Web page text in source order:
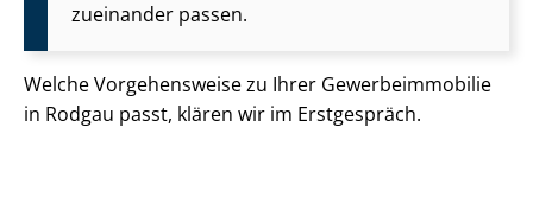
zueinander passen.
Welche Vorgehensweise zu Ihrer Ge­wer­be­im­mo­bi­lie
in Rodgau passt, klären wir im Erstgespräch.